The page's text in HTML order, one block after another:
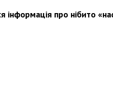
інформація про нібито